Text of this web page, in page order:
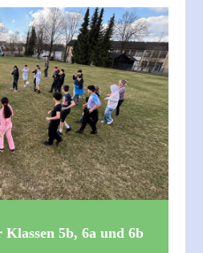
5b, 6a und 6b